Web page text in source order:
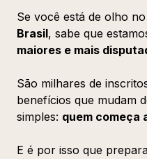
Se você está de olho no
Brasil, sabe que
maiores e mais
São milhares de
benefícios que mudam
simples: quem começa
E é por isso que